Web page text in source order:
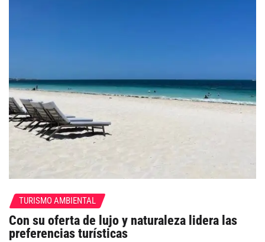
TURISMO AMBIENTAL
Con su oferta de lujo y naturaleza lidera las
preferencias turísticas